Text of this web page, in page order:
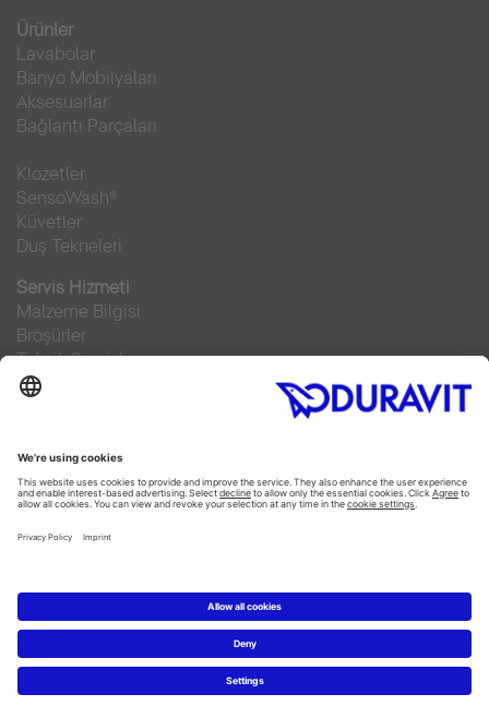
Ürünler
Lavabolar
Banyo Mobilyaları
Aksesuarlar
Bağlantı Parçaları
Klozetler
SensoWash®
Küvetler
Duş Tekneleri
Servis Hizmeti
Malzeme Bilgisi
Broşürler
Teknik Servisler
Sıkça sorulan sorular
Facebook
Instagram
Pinterest
RSS-Feed
Flickr
Copyright © 2026 Duravit AG
Imprint|Veri Koruma Beyanı|Çerez ayarları